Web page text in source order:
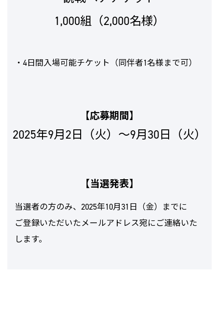
1,000組（2,000名様）
・4日間入場可能チケット（同伴者1名様まで可）
【応募期間】
2025年9月2日（火）～9月30日（火）
【当選発表】
当選者の方のみ、2025年10月31日（金）までに
ご登録いただいたメールアドレス宛にご連絡いた
します。